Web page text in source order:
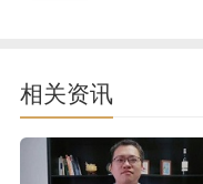
相关资讯